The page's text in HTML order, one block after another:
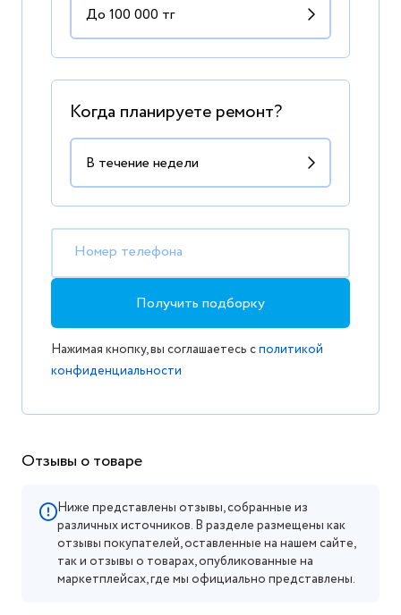
Когда планируете ремонт?
Номер телефона
Получить подборку
Нажимая кнопку, вы соглашаетесь сполитикой
конфиденциальности
Отзывы о товаре
Ниже представлены отзывы, собранные из
различных источников. В разделе размещены как
отзывы покупателей, оставленные на нашем сайте,
так и отзывы о товарах, опубликованные на
маркетплейсах, где мы официально представлены.